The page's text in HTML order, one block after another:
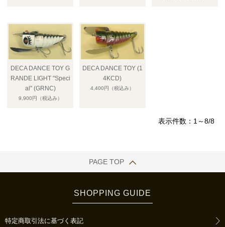
DECA DANCE TOY G
RANDE LIGHT "Speci
al" (GRNC)
9,900円 （税込み）
DECA DANCE TOY (1
4KCD)
4,400円 （税込み）
表示件数：1～8/8
PAGE TOP
SHOPPING GUIDE
特定商取引法に基づく表記